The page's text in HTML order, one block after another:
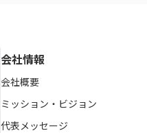
会社情報
会社概要
ミッション・ビジョン
代表メッセージ